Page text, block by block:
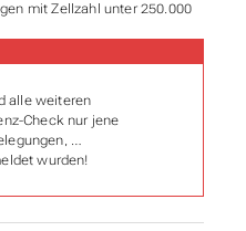
mit Zellzahl unter 250.000
alle weiteren
Check nur jene
…
wurden!